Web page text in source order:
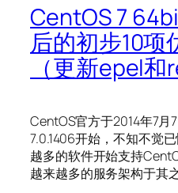
CentOS 7
后的初步10项
（更新epel和
CentOS官方于2014年7月
7.0.1406开始，不知不觉
越多的软件开始支持
越来越多的服务架构于其之